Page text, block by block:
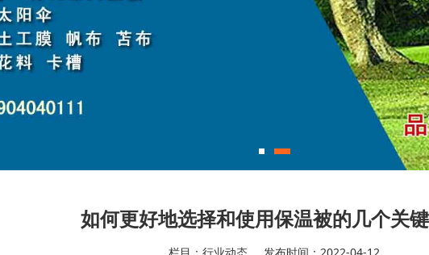
如何更好地选择和使用保温被的几个关